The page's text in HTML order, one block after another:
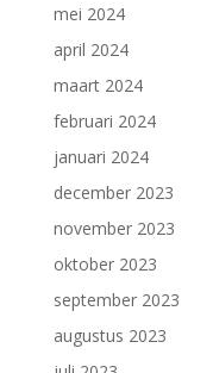
mei 2024
april 2024
maart 2024
februari 2024
januari 2024
december 2023
november 2023
oktober 2023
september 2023
augustus 2023